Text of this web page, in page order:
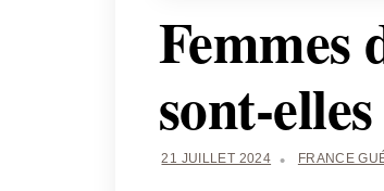
Femmes
sont-
21 JUILLET 2024 FRANCE